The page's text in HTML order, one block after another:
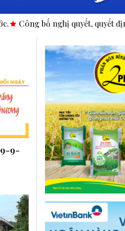
quyết, quyết định tại các xã,
9-